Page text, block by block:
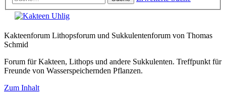
Kakteenforum Lithopsforum und Sukkulentenforum von Thomas
Schmid
Forum für Kakteen, Lithops und andere Sukkulenten. Treffpunkt für
Freunde von Wasserspeichernden Pflanzen.
Zum Inhalt